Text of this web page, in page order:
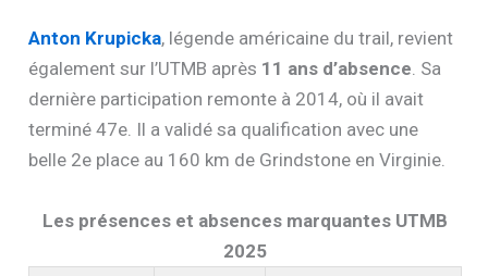
Anton Krupicka, légende américaine du trail, revient
également sur l’UTMB après 11 ans d’absence. Sa
dernière participation remonte à 2014, où il avait
terminé 47e. Il a validé sa qualification avec une
belle 2e place au 160 km de Grindstone en Virginie.
Les présences et absences marquantes UTMB
2025